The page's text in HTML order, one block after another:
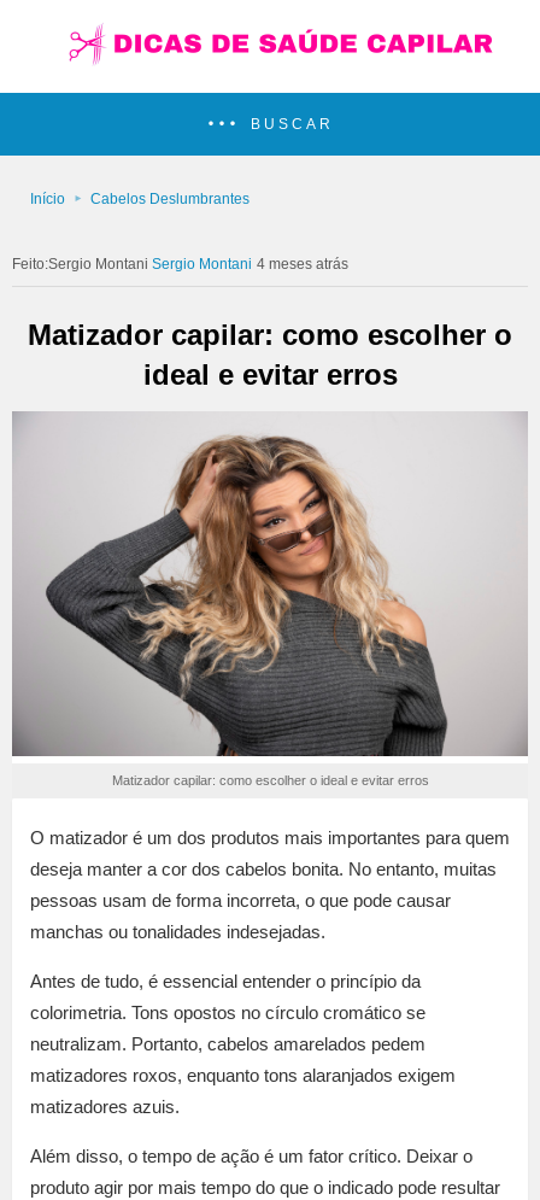
BUSCAR
Início Cabelos Deslumbrantes
Sergio Montani 4 meses atrás
Matizador capilar: como escolher o
ideal e evitar erros
Matizador capilar: como escolher o ideal e evitar erros
O matizador é um dos produtos mais importantes para quem
deseja manter a cor dos cabelos bonita. No entanto, muitas
pessoas usam de forma incorreta, o que pode causar
manchas ou tonalidades indesejadas.
Antes de tudo, é essencial entender o princípio da
colorimetria. Tons opostos no círculo cromático se
neutralizam. Portanto, cabelos amarelados pedem
matizadores roxos, enquanto tons alaranjados exigem
matizadores azuis.
Além disso, o tempo de ação é um fator crítico. Deixar o
produto agir por mais tempo do que o indicado pode resultar